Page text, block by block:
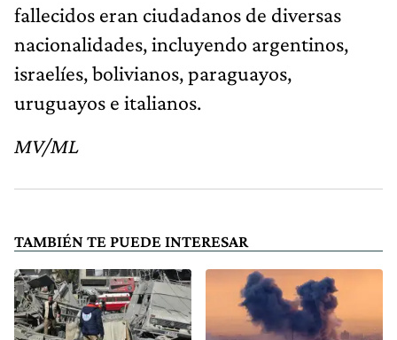
fallecidos eran ciudadanos de diversas
nacionalidades, incluyendo argentinos,
israelíes, bolivianos, paraguayos,
uruguayos e italianos.
MV/ML
TAMBIÉN TE PUEDE INTERESAR